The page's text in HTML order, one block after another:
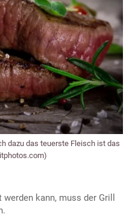
dazu das teuerste Fleisch ist das
kann, muss der Grill